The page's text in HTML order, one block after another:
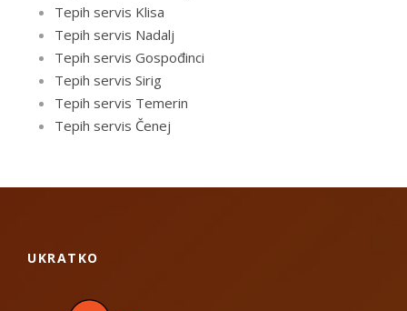
Tepih servis Klisa
Tepih servis Nadalj
Tepih servis Gospođinci
Tepih servis Sirig
Tepih servis Temerin
Tepih servis Čenej
UKRATKO